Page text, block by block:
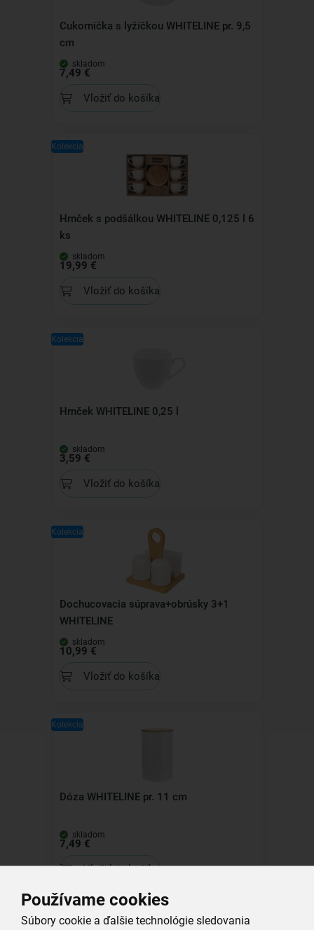
Používame cookies
Súbory cookie a ďalšie technológie sledovania
Cukornička s lyžičkou WHITELINE pr. 9,5
cm
skladom
7,49 €
Vložiť do košíka
Kolekcia
Hrnček s podšálkou WHITELINE 0,125 l 6
ks
skladom
19,99 €
Vložiť do košíka
Kolekcia
Hrnček WHITELINE 0,25 l
skladom
3,59 €
Vložiť do košíka
Kolekcia
Dochucovacia súprava+obrúsky 3+1
WHITELINE
skladom
10,99 €
Vložiť do košíka
Kolekcia
Dóza WHITELINE pr. 11 cm
skladom
7,49 €
Vložiť do košíka